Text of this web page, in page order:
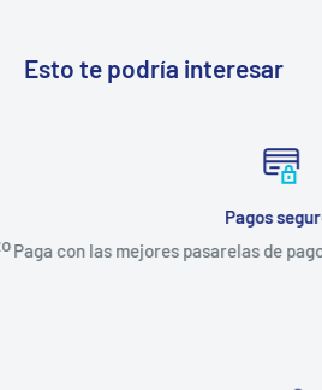
Esto te podría interesar
Pagos
Paga con las mejores pasarelas de pago